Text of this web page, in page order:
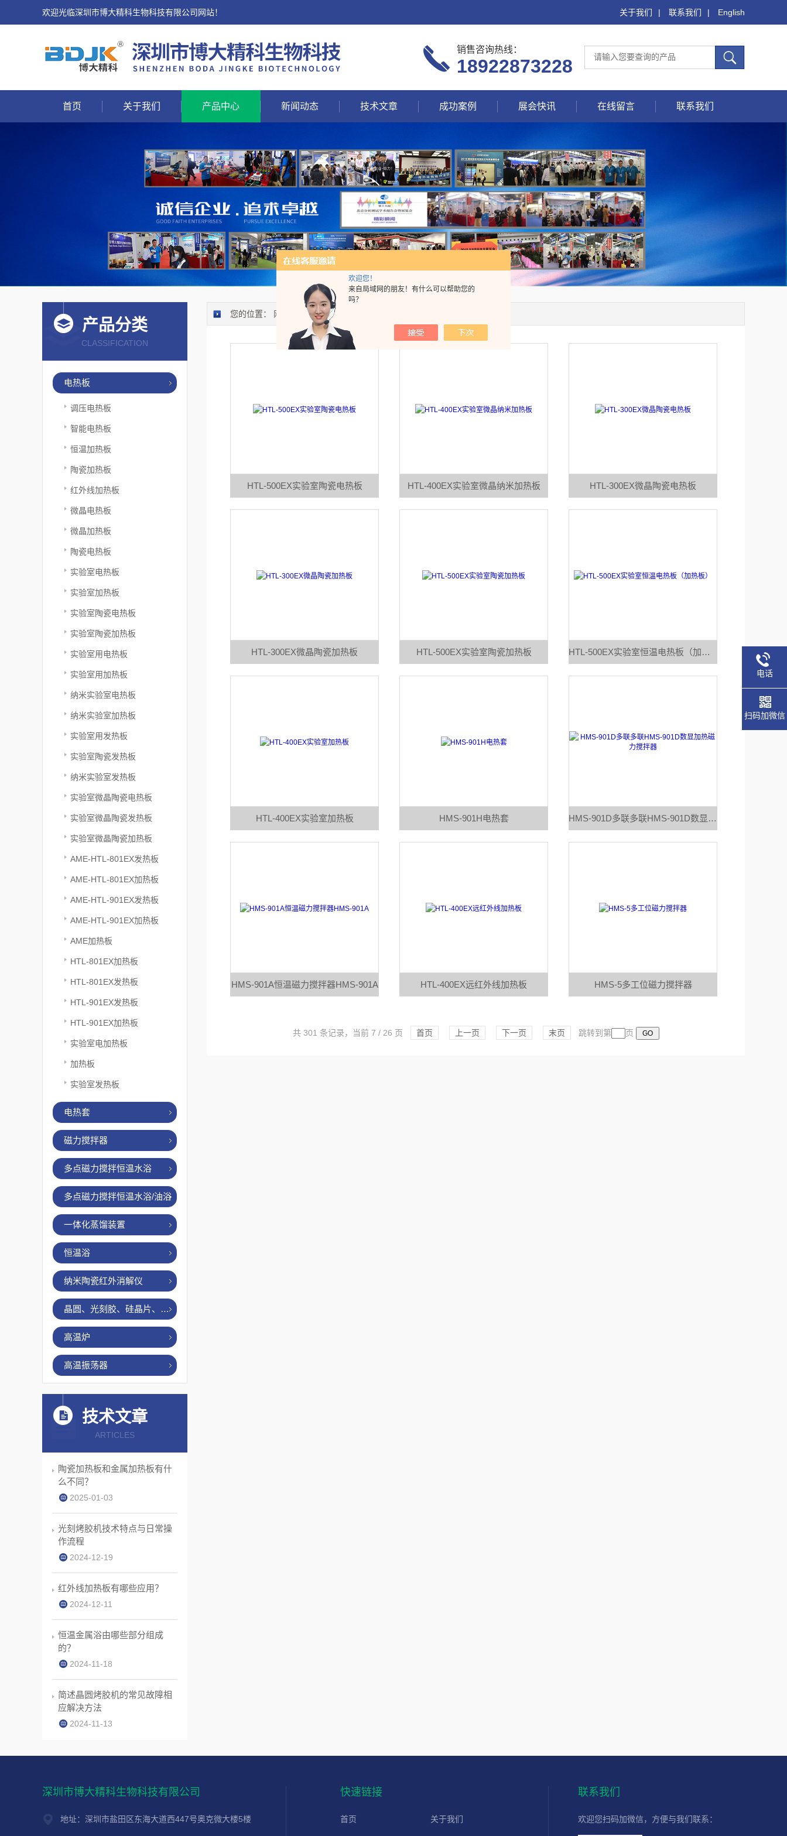
欢迎您！
来自局域网的朋友！有什么可以帮助您的
吗？
欢迎光临深圳市博大精科生物科技有限公司网站！ 关于我们 | 联系我们 | English
销售咨询热线：
18922873228
首页 关于我们 产品中心 新闻动态 技术文章 成功案例 展会快讯 在线留言 联系我们
产品分类
CLASSIFICATION
电热板
调压电热板
智能电热板
恒温加热板
陶瓷加热板
红外线加热板
微晶电热板
微晶加热板
陶瓷电热板
实验室电热板
实验室加热板
实验室陶瓷电热板
实验室陶瓷加热板
实验室用电热板
实验室用加热板
纳米实验室电热板
纳米实验室加热板
实验室用发热板
实验室陶瓷发热板
纳米实验室发热板
实验室微晶陶瓷电热板
实验室微晶陶瓷发热板
实验室微晶陶瓷加热板
AME-HTL-801EX发热板
AME-HTL-801EX加热板
AME-HTL-901EX发热板
AME-HTL-901EX加热板
AME加热板
HTL-801EX加热板
HTL-801EX发热板
HTL-901EX发热板
HTL-901EX加热板
实验室电加热板
加热板
实验室发热板
电热套
磁力搅拌器
多点磁力搅拌恒温水浴
多点磁力搅拌恒温水浴/油浴
一体化蒸馏装置
恒温浴
纳米陶瓷红外消解仪
晶圆、光刻胶、硅晶片、烤胶机
高温炉
高温振荡器
技术文章
ARTICLES
陶瓷加热板和金属加热板有什
么不同？
2025-01-03
光刻烤胶机技术特点与日常操
作流程
2024-12-19
红外线加热板有哪些应用？
2024-12-11
恒温金属浴由哪些部分组成
的？
2024-11-18
简述晶圆烤胶机的常见故障相
应解决方法
2024-11-13
您的位置： 网站首页 >产品中心
HTL-500EX实验室陶瓷电热板 HTL-400EX实验室微晶纳米加热板 HTL-300EX微晶陶瓷电热板
HTL-300EX微晶陶瓷加热板 HTL-500EX实验室陶瓷加热板 HTL-500EX实验室恒温电热板（加热板）
HTL-400EX实验室加热板 HMS-901H电热套 HMS-901D多联多联HMS-901D数显加热磁力搅拌器
HMS-901A恒温磁力搅拌器HMS-901A HTL-400EX远红外线加热板 HMS-5多工位磁力搅拌器
共 301 条记录，当前 7 / 26 页 首页 上一页 下一页 末页 跳转到第 页
深圳市博大精科生物科技有限公司
地址：深圳市盐田区东海大道西447号奥克微大楼5楼
快速链接
首页 关于我们
联系我们
欢迎您扫码加微信，方便与我们联系：
电话
扫码加微信